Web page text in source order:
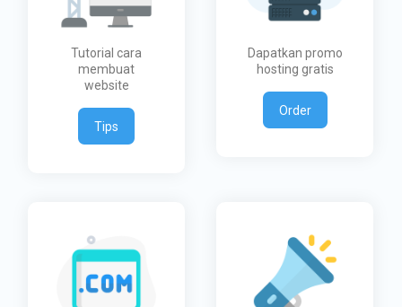
Tutorial cara
membuat
website
Tips
Dapatkan promo
hosting gratis
Order